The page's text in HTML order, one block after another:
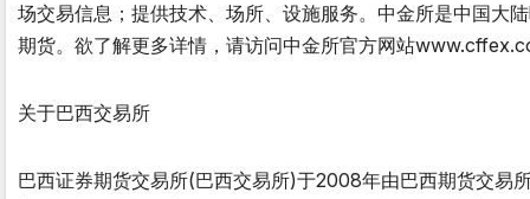
场交易信息；提供技术、场所、设施服务。中金所是中国大
期货。欲了解更多详情，请访问中金所官方网站
关于巴西交易所
巴西证券期货交易所(巴西交易所)于2008年由巴西期货交